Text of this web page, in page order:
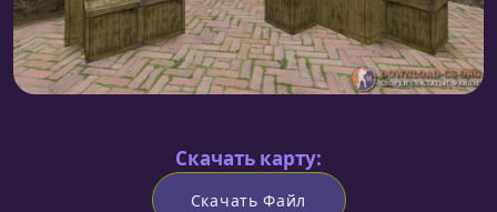
Скачать карту:
Скачать Файл